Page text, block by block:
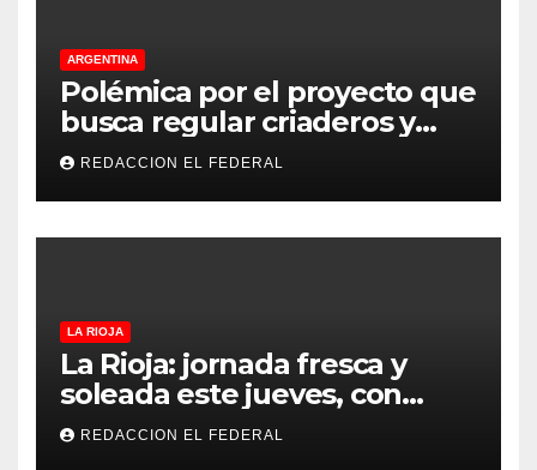
ARGENTINA
Polémica por el proyecto que
busca regular criaderos y
refugios de perros y gatos:
denuncian excesos, mientras
proteccionistas reclaman
controles más duros
REDACCION EL FEDERAL
LA RIOJA
La Rioja: jornada fresca y
soleada este jueves, con
temperaturas estables para
el viernes
REDACCION EL FEDERAL